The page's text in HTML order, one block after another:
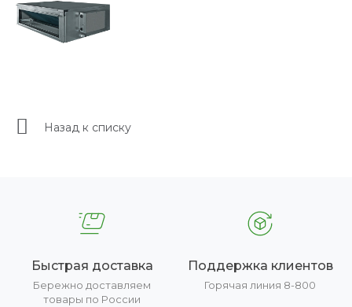
Назад к списку
Быстрая доставка
Бережно доставляем
товары по России
Поддержка клиентов
Горячая линия 8-800